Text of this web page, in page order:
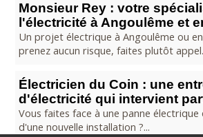
Monsieur Rey : votre
l'électricité à Angoulême et
Un projet électrique à Angoulême ou
prenez aucun risque, faites plutôt
Électricien du Coin : une
d'électricité qui intervient
Vous faites face à une panne électrique
d'une nouvelle installation ?...